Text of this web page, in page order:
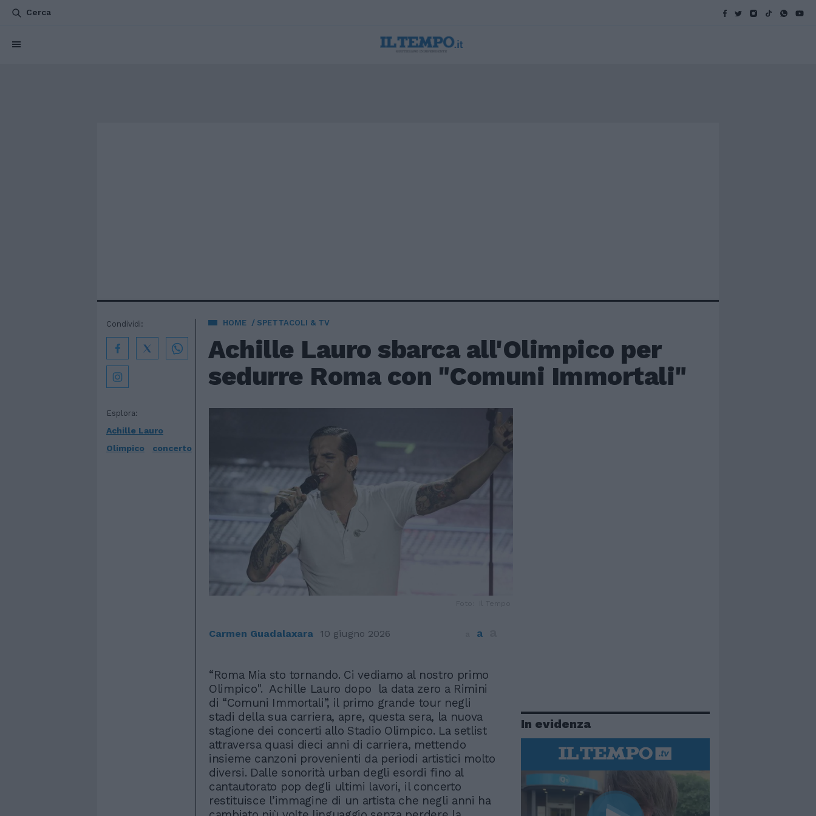
Cerca
HOME SPETTACOLI & TV
Achille Lauro sbarca all'Olimpico per
sedurre Roma con "Comuni Immortali"
Esplora:
Achille Lauro
Olimpico
concerto
Condividi:
Carmen Guadalaxara 10 giugno 2026 a
“Roma Mia sto tornando. Ci vediamo al nostro primo
Olimpico". Achille Lauro dopo la data zero a Rimini
di “Comuni Immortali”, il primo grande tour negli
stadi della sua carriera, apre, questa sera, la nuova
stagione dei concerti allo Stadio Olimpico. La setlist
attraversa quasi dieci anni di carriera, mettendo
insieme canzoni provenienti da periodi artistici molto
diversi. Dalle sonorità urban degli esordi fino al
cantautorato pop degli ultimi lavori, il concerto
restituisce l’immagine di un artista che negli anni ha
In evidenza